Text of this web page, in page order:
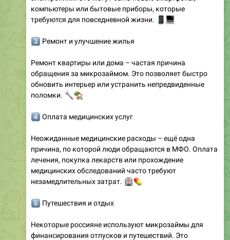
компьютеры или бытовые приборы, которые
требуются для повседневной жизни.
📱
💻
Ремонт и улучшение жилья
Ремонт квартиры или дома – частая причина
обращения за микрозаймом. Это позволяет быстро
обновить интерьер или устранить непредвиденные
поломки.
🏡
Оплата медицинских услуг
Неожиданные медицинские расходы – ещё одна
причина, по которой люди обращаются в МФО. Оплата
лечения, покупка лекарств или прохождение
медицинских обследований часто требуют
незамедлительных затрат.
🏥
💊
Путешествия и отдых
Некоторые россияне используют микрозаймы для
финансирования отпусков и путешествий. Это